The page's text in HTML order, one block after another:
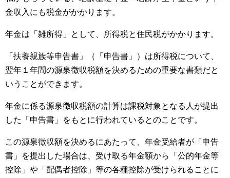
金収入にも税金がかかります。
年金は「雑所得」として、所得税と住民税がかかります。
「扶養親族等申告書」（「申告書」）は所得税について、
翌年１年間の源泉徴収税額を決めるための重要な書類だと
いうことができます。
年金に係る源泉徴収税額の計算は課税対象となる人が提出
した「申告書」をもとに行われているとのことです。
この源泉徴収額を決めるにあたって、年金受給者が「申告
書」を提出した場合は、受け取る年金額から「公的年金等
控除」や「配偶者控除」等の各種控除が受けられることに